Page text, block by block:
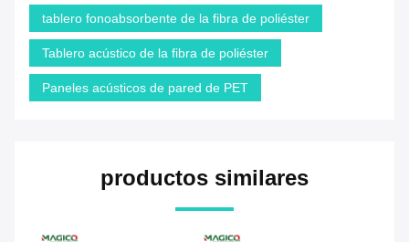
tablero fonoabsorbente de la fibra de poliéster
Tablero acústico de la fibra de poliéster
Paneles acústicos de pared de PET
productos similares